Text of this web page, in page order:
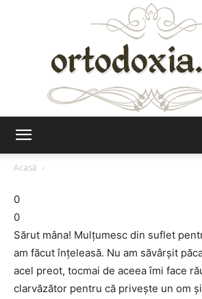
Acasă
0
0
Sărut mâna! Mulțumesc din suflet
am făcut înțeleasă. Nu am săvârșit
acel preot, tocmai de aceea îmi face
clarvăzător pentru că privește un om